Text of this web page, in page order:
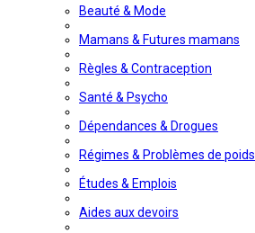
Beauté & Mode
Mamans & Futures mamans
Règles & Contraception
Santé & Psycho
Dépendances & Drogues
Régimes & Problèmes de poids
Études & Emplois
Aides aux devoirs